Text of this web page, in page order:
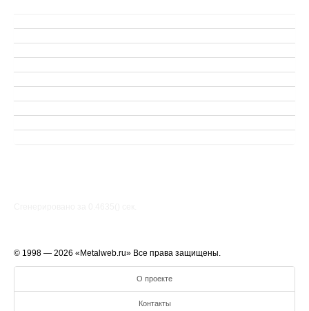
© 1998 — 2026 «Metalweb.ru» Все права защищены.
О проекте
Контакты